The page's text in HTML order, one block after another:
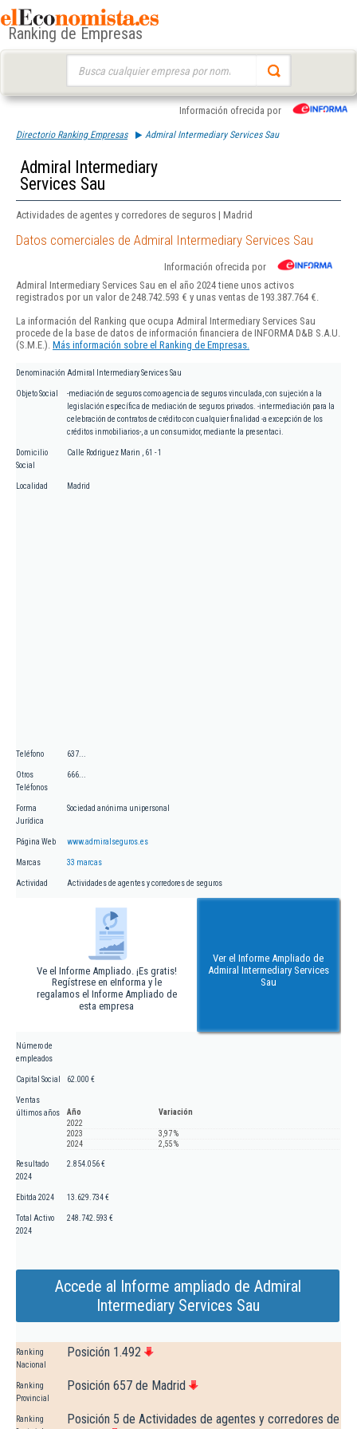
Ranking de Empresas
Información ofrecida por
Directorio Ranking Empresas Admiral Intermediary Services Sau
Admiral Intermediary
Services Sau
Actividades de agentes y corredores de seguros | Madrid
Datos comerciales de Admiral Intermediary Services Sau
Información ofrecida por
Admiral Intermediary Services Sau en el año 2024 tiene unos activos
registrados por un valor de 248.742.593 € y unas ventas de 193.387.764 €.
La información del Ranking que ocupa Admiral Intermediary Services Sau
procede de la base de datos de información financiera de INFORMA D&B S.A.U.
(S.M.E.). Más información sobre el Ranking de Empresas.
Denominación Admiral Intermediary Services Sau
Objeto Social
-mediación de seguros como agencia de seguros vinculada, con sujeción a la
legislación específica de mediación de seguros privados. -intermediación para la
celebración de contratos de crédito con cualquier finalidad -a excepción de los
créditos inmobiliarios-, a un consumidor, mediante la presentaci.
Domicilio
Social
Calle Rodriguez Marin , 61 - 1
Localidad Madrid
Teléfono 637...
Otros
Teléfonos
666...
Forma
Jurídica
Sociedad anónima unipersonal
Página Web www.admiralseguros.es
Marcas 33 marcas
Actividad Actividades de agentes y corredores de seguros
Ve el Informe Ampliado. ¡Es gratis!
Regístrese en eInforma y le
regalamos el Informe Ampliado de
esta empresa
Ver el Informe Ampliado de
Admiral Intermediary Services
Sau
Número de
empleados
Capital Social 62.000 €
Ventas
últimos años
Año
Variación
2022
2023
3,97 %
2024
2,55 %
Resultado
2024
2.854.056 €
Ebitda 2024 13.629.734 €
Total Activo
2024
248.742.593 €
Accede al Informe ampliado de Admiral
Intermediary Services Sau
Ranking
Nacional
Posición 1.492
Ranking
Provincial
Posición 657 de Madrid
Ranking
Posición 5 de Actividades de agentes y corredores de